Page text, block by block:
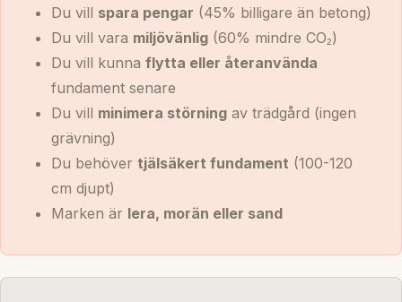
Du vill spara pengar (45% billigare än betong)
Du vill vara miljövänlig (60% mindre CO₂)
Du vill kunna flytta eller återanvända
fundament senare
Du vill minimera störning av trädgård (ingen
grävning)
Du behöver tjälsäkert fundament (100-120
cm djupt)
Marken är lera, morän eller sand